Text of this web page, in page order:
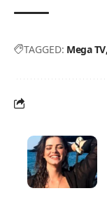
TAGGED: Mega TV